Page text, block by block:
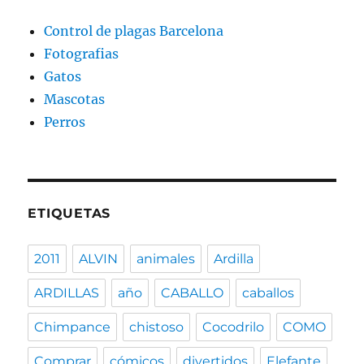
Control de plagas Barcelona
Fotografias
Gatos
Mascotas
Perros
ETIQUETAS
2011 ALVIN animales Ardilla
ARDILLAS año CABALLO caballos
Chimpance chistoso Cocodrilo COMO